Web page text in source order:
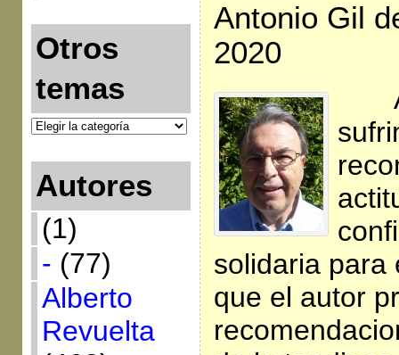
Otros
temas
Autores
(1)
- (77)
Alberto
Revuelta
Antonio Gil
2020
solidaria para
que el autor